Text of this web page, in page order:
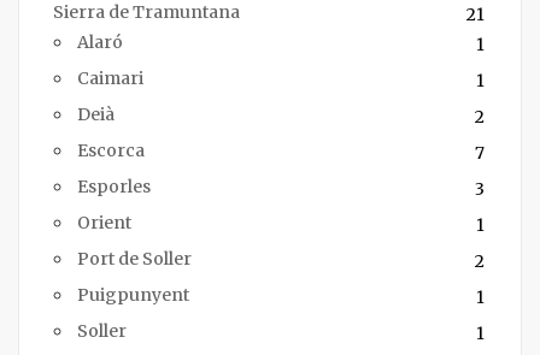
Sierra de Tramuntana
21
Alaró
1
Caimari
1
Deià
2
Escorca
7
Esporles
3
Orient
1
Port de Soller
2
Puigpunyent
1
Soller
1